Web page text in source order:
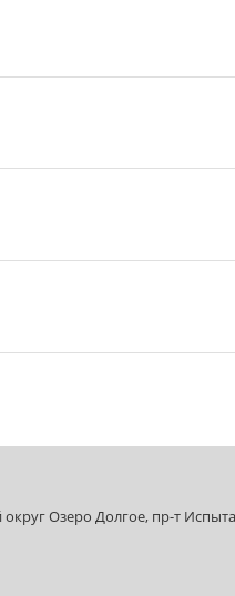
Озеро Долгое, пр-т